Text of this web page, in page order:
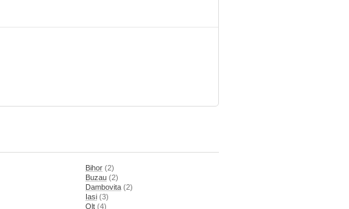
Bihor (2)
Buzau (2)
Dambovita (2)
Iasi (3)
Olt (4)